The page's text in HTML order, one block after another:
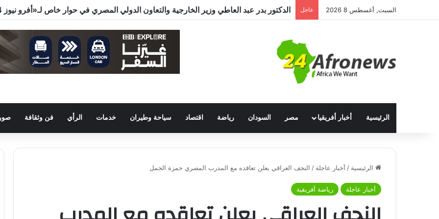
السبت, أغسطس 8 2026 عاجل
الرئيسية أخبار أفريقيا مصر السودان رياضة اقتصاد سياحة وطيران خدمات الرأي فن وثقافة
الرئيسية / أخبار عاجلة / النجف العراقي يعلن تعاقده مع المدرب المصري حمزة الجمل
أخبار عاجلة رياضة أفريقية